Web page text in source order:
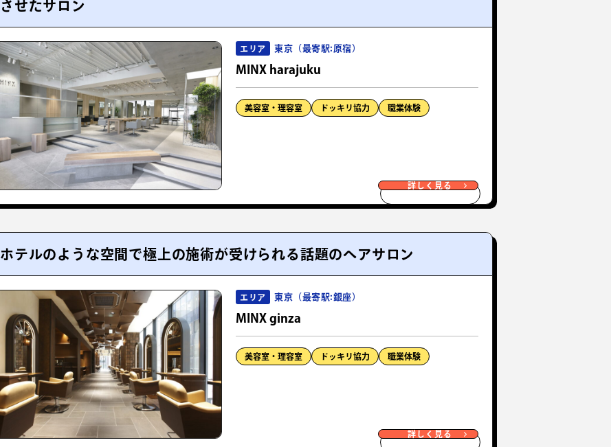
させたサロン
エリア 東京（最寄駅:原宿）
MINX harajuku
美容室・理容室 ドッキリ協力 職業体験
詳しく見る
ホテルのような空間で極上の施術が受けられる話題のヘアサロン
エリア 東京（最寄駅:銀座）
MINX ginza
美容室・理容室 ドッキリ協力 職業体験
詳しく見る